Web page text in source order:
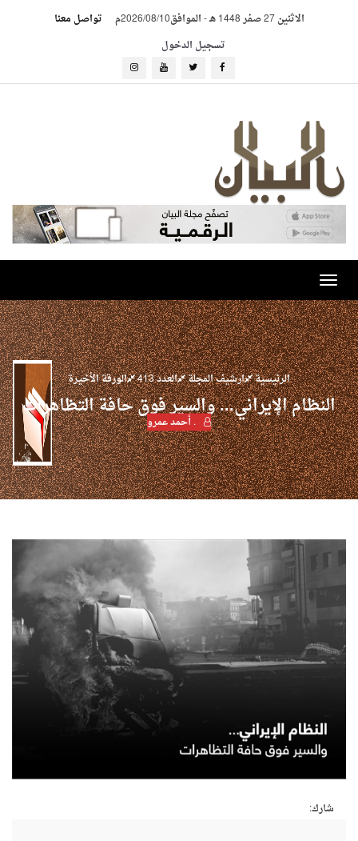
الاثنين 27 صفر 1448 هـ -الموافق2026/08/10م
تواصل معنا
تسجيل الدخول
Toggle
navigation
الرئيسية ارشيف المجلة العدد 413 الورقة الأخيرة
النظام الإيراني... والسير فوق حافة التظاهرات
. أحمد عمرو
شارك: